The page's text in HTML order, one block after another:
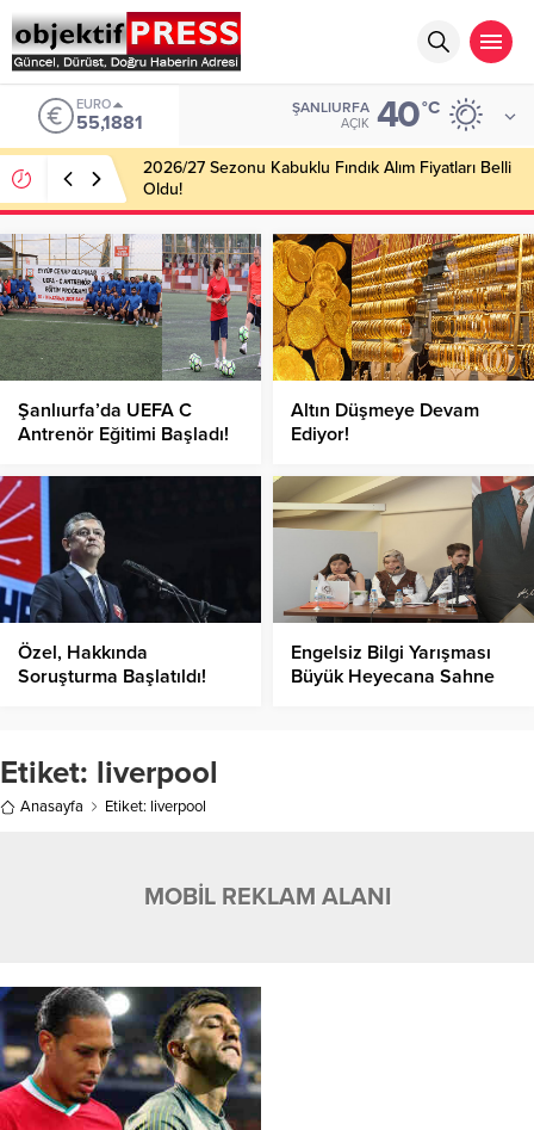
EURO
55,1881
ŞANLIURFA
AÇIK 40°C
2026/27 Sezonu Kabuklu Fındık Alım Fiyatları Belli
Oldu!
Şanlıurfa’da UEFA C
Antrenör Eğitimi Başladı!
Altın Düşmeye Devam
Ediyor!
Özel, Hakkında
Soruşturma Başlatıldı!
Engelsiz Bilgi Yarışması
Büyük Heyecana Sahne
Etiket: liverpool
Anasayfa Etiket: liverpool
MOBİL REKLAM ALANI